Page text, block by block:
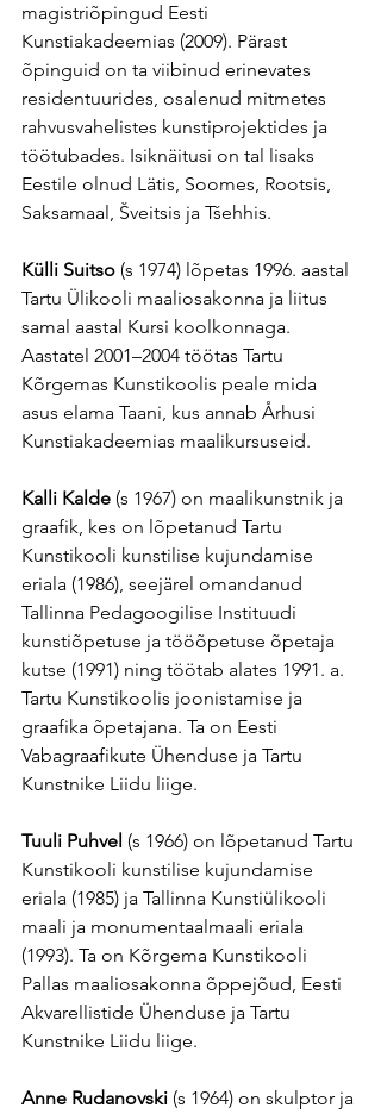
magistriõpingud Eesti
Kunstiakadeemias (2009). Pärast
õpinguid on ta viibinud erinevates
residentuurides, osalenud mitmetes
rahvusvahelistes kunstiprojektides ja
töötubades. Isiknäitusi on tal lisaks
Eestile olnud Lätis, Soomes, Rootsis,
Saksamaal, Šveitsis ja Tšehhis.
Külli Suitso (s 1974) lõpetas 1996. aastal
Tartu Ülikooli maaliosakonna ja liitus
samal aastal Kursi koolkonnaga.
Aastatel 2001–2004 töötas Tartu
Kõrgemas Kunstikoolis peale mida
asus elama Taani, kus annab Århusi
Kunstiakadeemias maalikursuseid.
Kalli Kalde (s 1967) on maalikunstnik ja
graafik, kes on lõpetanud Tartu
Kunstikooli kunstilise kujundamise
eriala (1986), seejärel omandanud
Tallinna Pedagoogilise Instituudi
kunstiõpetuse ja tööõpetuse õpetaja
kutse (1991) ning töötab alates 1991. a.
Tartu Kunstikoolis joonistamise ja
graafika õpetajana. Ta on Eesti
Vabagraafikute Ühenduse ja Tartu
Kunstnike Liidu liige.
Tuuli Puhvel (s 1966) on lõpetanud Tartu
Kunstikooli kunstilise kujundamise
eriala (1985) ja Tallinna Kunstiülikooli
maali ja monumentaalmaali eriala
(1993). Ta on Kõrgema Kunstikooli
Pallas maaliosakonna õppejõud, Eesti
Akvarellistide Ühenduse ja Tartu
Kunstnike Liidu liige.
Anne Rudanovski (s 1964) on skulptor ja